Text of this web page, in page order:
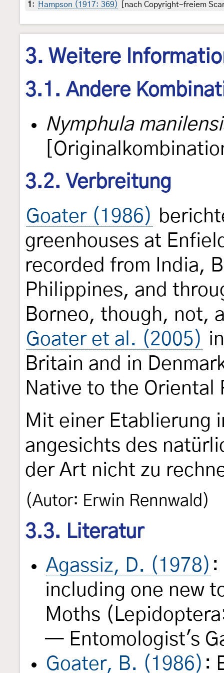
1 : Hampson (1917: 369) [nach Copyright-freiem
3. Weitere
3.1. Andere
Nymphula
3.2. Verbreitung
Goater (1986)
greenhouses at
recorded from India,
Philippines, and
Borneo, though, not,
Goater et al. (2005)
Britain and in
Native to the Oriental
Mit einer Etablierung
angesichts des
der Art nicht zu
(Autor: Erwin Rennwald)
3.3. Literatur
Agassiz, D. (1978) :
including one new
Moths
— Entomologist's
Goater, B. (1986) :